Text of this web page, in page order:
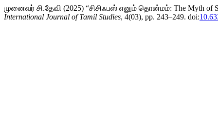
முனைவர் சி.தேவி (2025) “சிசிஃபஸ் எனும் தொன்மம்: The Myth of
International Journal of Tamil Studies, 4(03), pp. 243–249. doi: